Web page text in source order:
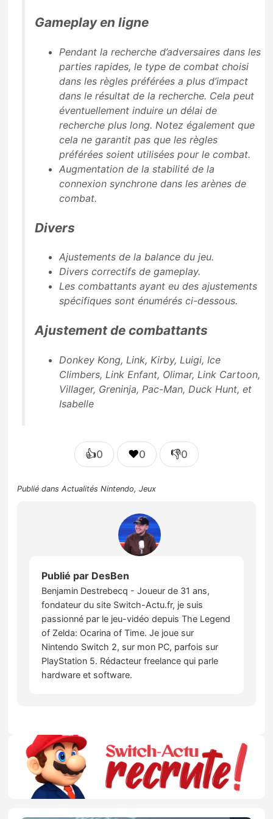
Gameplay en ligne
Pendant la recherche d’adversaires dans les
parties rapides, le type de combat choisi
dans les règles préférées a plus d’impact
dans le résultat de la recherche. Cela peut
éventuellement induire un délai de
recherche plus long. Notez également que
cela ne garantit pas que les règles
préférées soient utilisées pour le combat.
Augmentation de la stabilité de la
connexion synchrone dans les arènes de
combat.
Divers
Ajustements de la balance du jeu.
Divers correctifs de gameplay.
Les combattants ayant eu des ajustements
spécifiques sont énumérés ci-dessous.
Ajustement de combattants
Donkey Kong, Link, Kirby, Luigi, Ice
Climbers, Link Enfant, Olimar, Link Cartoon,
Villager, Greninja, Pac-Man, Duck Hunt, et
Isabelle
👍0 ❤️0 👎0
Publié dansActualités Nintendo,Jeux
Publié par DesBen
Benjamin Destrebecq - Joueur de 31 ans,
fondateur du site Switch-Actu.fr, je suis
passionné par le jeu-vidéo depuis The Legend
of Zelda: Ocarina of Time. Je joue sur
Nintendo Switch 2, sur mon PC, parfois sur
PlayStation 5. Rédacteur freelance qui parle
hardware et software.